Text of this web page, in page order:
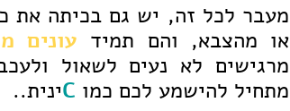
מעבר לכל זה, יש גם בכיתה את
או מהצבא, והם תמיד עונים
מרגישים לא נעים לשאול
מתחיל להישמע לכם כמו Cינית..